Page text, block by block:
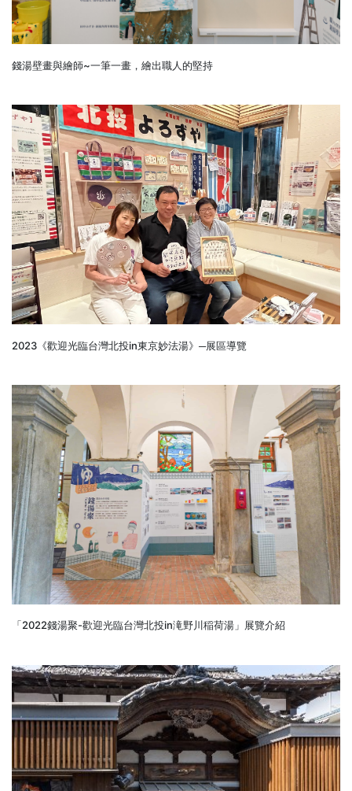
錢湯壁畫與繪師~一筆一畫，繪出職人的堅持
2023《歡迎光臨台灣北投in東京妙法湯》─展區導覽
「2022錢湯聚-歡迎光臨台灣北投in滝野川稲荷湯」展覽介紹